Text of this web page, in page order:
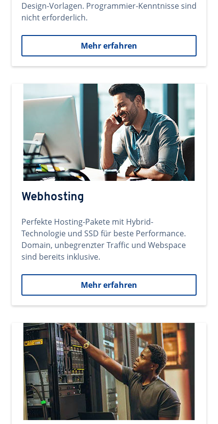
Design-Vorlagen. Programmier-Kenntnisse sind
nicht erforderlich.
Mehr erfahren
Webhosting
Perfekte Hosting-Pakete mit Hybrid-
Technologie und SSD für beste Performance.
Domain, unbegrenzter Traffic und Webspace
sind bereits inklusive.
Mehr erfahren